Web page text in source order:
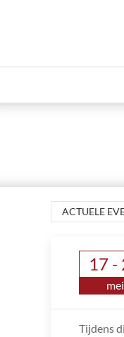
ACTUELE
17 -
mei
Tijdens